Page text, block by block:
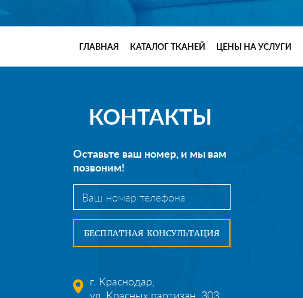
ГЛАВНАЯ КАТАЛОГ ТКАНЕЙ ЦЕНЫ НА УСЛУГИ
КОНТАКТЫ
Оставьте ваш номер, и мы вам
позвоним!
г. Краснодар,
ул. Красных партизан, 303